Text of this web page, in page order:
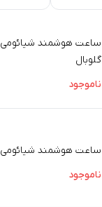
گلوبال
ناموجود
ساعت هوشمند شیائومی Xiaomi IMILAB W12
ناموجود